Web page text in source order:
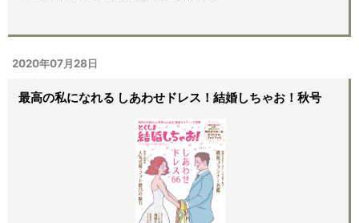
2020年07月28日
最高の私になれる しあわせドレス！結婚しちゃお！秋号